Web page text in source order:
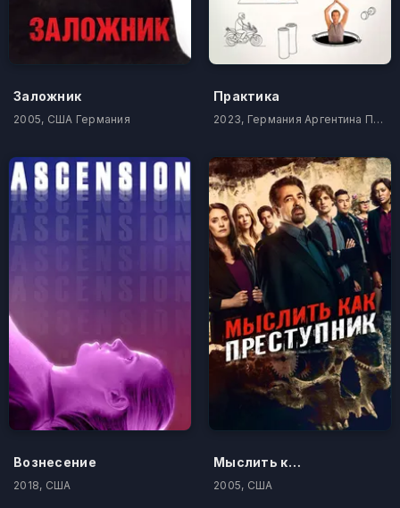
Заложник
2005, США Германия
Практика
2023, Германия Аргентина Португалия Чили
Вознесение
2018, США
Мыслить как преступник
2005, США